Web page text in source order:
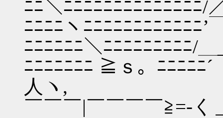
ﾆﾆ＼ﾆﾆﾆﾆﾆﾆﾆﾆﾆﾆﾆﾆﾆﾆ/
ﾆﾆﾆﾆヽﾆﾆﾆﾆﾆﾆﾆﾆﾆﾆﾆﾆ
ﾆﾆﾆﾆﾆﾆ＼ﾆﾆﾆﾆﾆﾆﾆﾆﾆ/
ﾆﾆﾆﾆﾆﾆﾆ ≧ｓ。ﾆﾆﾆ
人ヽ,
￣￣￣|￣￣￣￣≧=-